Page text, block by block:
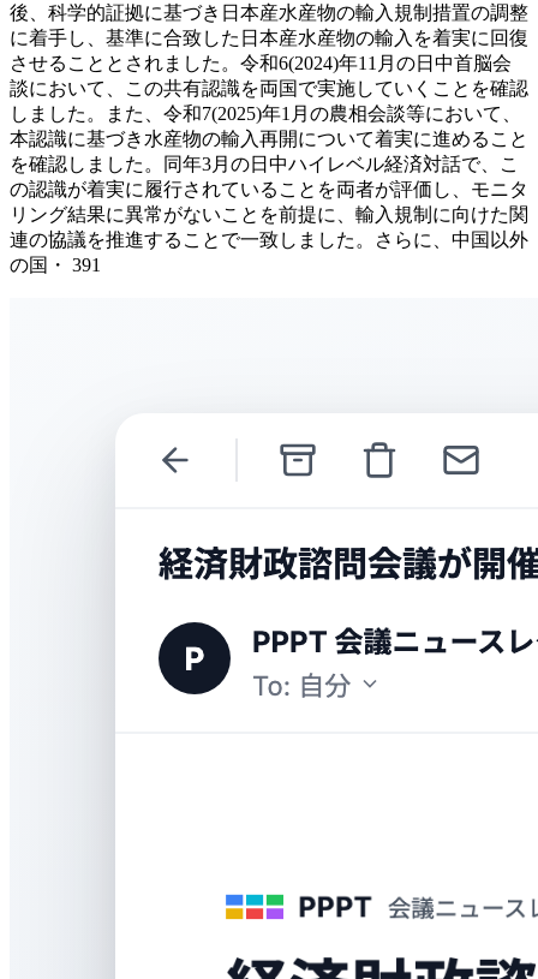
後、科学的証拠に基づき日本産水産物の輸入規制措置の調整
に着手し、基準に合致した日本産水産物の輸入を着実に回復
させることとされました。令和6(2024)年11月の日中首脳会
談において、この共有認識を両国で実施していくことを確認
しました。また、令和7(2025)年1月の農相会談等において、
本認識に基づき水産物の輸入再開について着実に進めること
を確認しました。同年3月の日中ハイレベル経済対話で、こ
の認識が着実に履行されていることを両者が評価し、モニタ
リング結果に異常がないことを前提に、輸入規制に向けた関
連の協議を推進することで一致しました。さらに、中国以外
の国・ 391